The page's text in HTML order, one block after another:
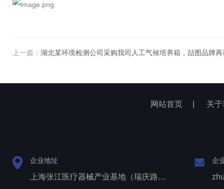
上一篇： 湖北某环境检测公司采购我司人工气候培养箱，喆图品牌
网站首页 关
企业地址
上海张江医疗器械产业基地（瑞庆路528号）
企